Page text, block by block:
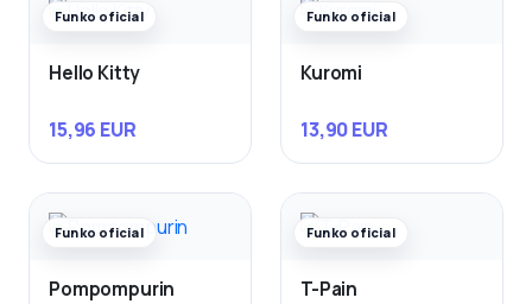
Funko oficial
Hello Kitty
15,96 EUR
Funko oficial
Kuromi
13,90 EUR
Funko oficial
Pompompurin
Funko oficial
T-Pain